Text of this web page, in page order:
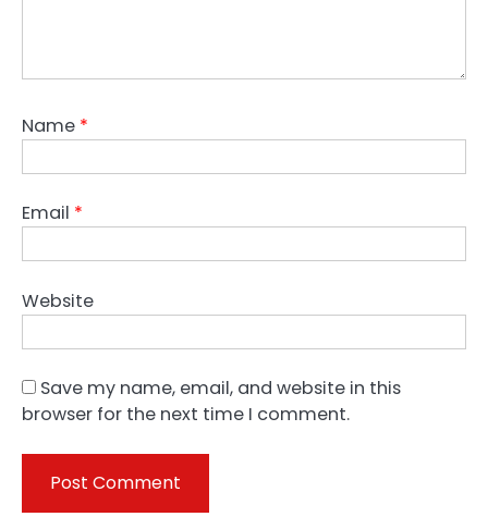
Name *
Email *
Website
Save my name, email, and website in this
browser for the next time I comment.